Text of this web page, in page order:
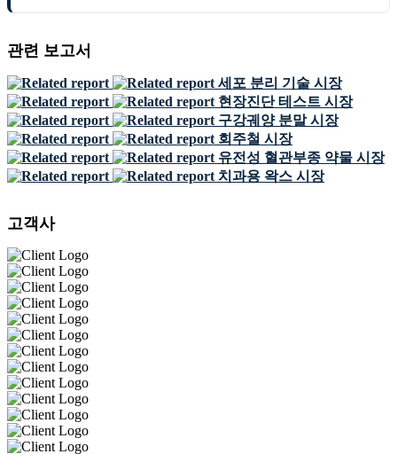
관련 보고서
세포 분리 기술 시장
현장진단 테스트 시장
구강궤양 분말 시장
회주철 시장
유전성 혈관부종 약물 시장
치과용 왁스 시장
고객사